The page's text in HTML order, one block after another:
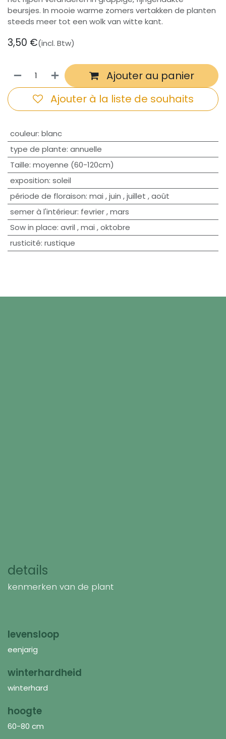
beursjes. In mooie warme zomers vertakken de planten
steeds meer tot een wolk van witte kant.
3,50 €(incl. Btw)
Ajouter au panier
Ajouter à la liste de souhaits
couleur: blanc
type de plante: annuelle
Taille: moyenne (60-120cm)
exposition: soleil
période de floraison: mai ,juin ,juillet ,août
semer à l'intérieur: fevrier,mars
Sow in place: avril ,mai ,oktobre
rusticité: rustique
details
kenmerken van de plant
levensloop
eenjarig
winterhardheid
winterhard
hoogte
60-80 cm